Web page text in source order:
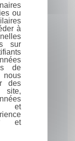
ou
à
sur
de
des
site,
et
et